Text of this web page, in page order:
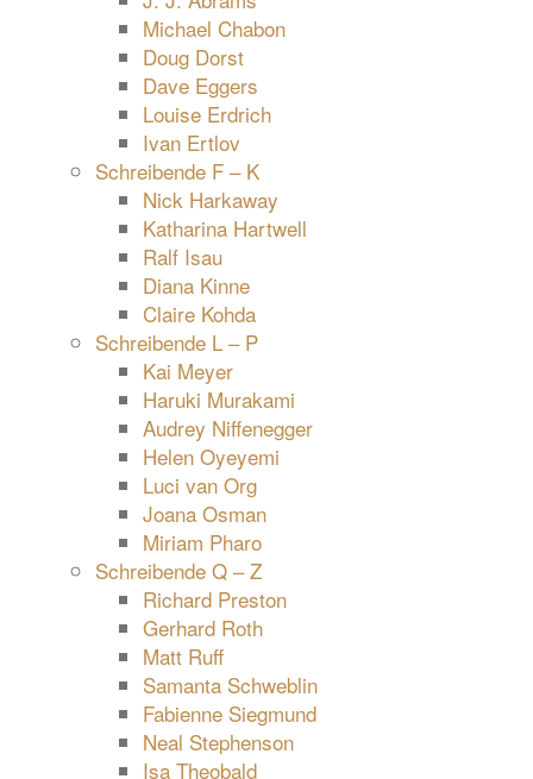
Michael Chabon
Doug Dorst
Dave Eggers
Louise Erdrich
Ivan Ertlov
Schreibende F – K
Nick Harkaway
Katharina Hartwell
Ralf Isau
Diana Kinne
Claire Kohda
Schreibende L – P
Kai Meyer
Haruki Murakami
Audrey Niffenegger
Helen Oyeyemi
Luci van Org
Joana Osman
Miriam Pharo
Schreibende Q – Z
Richard Preston
Gerhard Roth
Matt Ruff
Samanta Schweblin
Fabienne Siegmund
Neal Stephenson
Isa Theobald